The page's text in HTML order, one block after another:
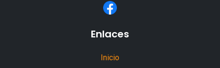
Enlaces
Inicio